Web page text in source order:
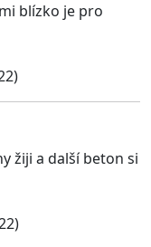
blízko je pro
žiji a další beton si